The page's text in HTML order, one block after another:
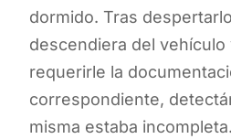
dormido. Tras
descendiera del vehículo
requerirle la
correspondiente,
misma estaba incompleta.